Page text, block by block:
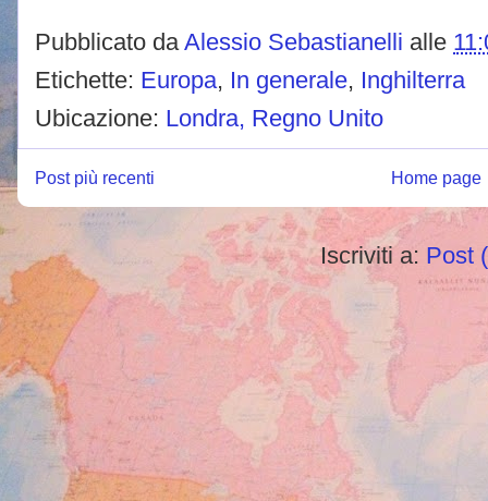
Pubblicato da Alessio Sebastianelli alle
Etichette: Europa, In generale, Inghilterra
Ubicazione: Londra, Regno Unito
Post più recenti Home page
Iscriviti a: Post